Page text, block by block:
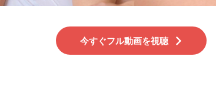
今すぐフル動画を視聴